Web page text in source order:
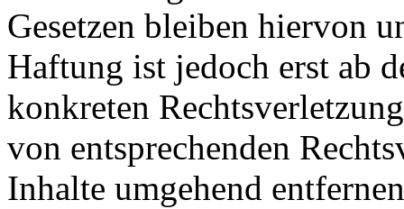
Gesetzen bleiben hiervon
Haftung ist jedoch erst ab
konkreten
von entsprechenden
Inhalte umgehend